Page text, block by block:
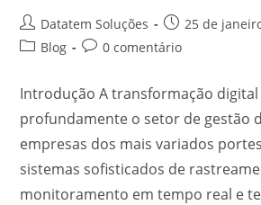
Datatem Soluções
25 de
Blog
0 comentário
Introdução A transformação
profundamente o setor de gestão
empresas dos mais variados
sistemas sofisticados de
monitoramento em tempo real e